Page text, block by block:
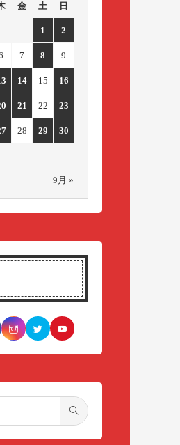
金 土 日
1 2
7 8 9
14 15 16
21 22 23
28 29 30
9月 »